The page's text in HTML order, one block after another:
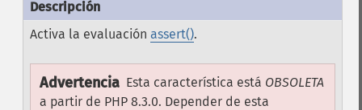
Activa la evaluación assert().
Advertencia Esta característica está OBSOLETA
a partir de PHP 8.3.0. Depender de esta